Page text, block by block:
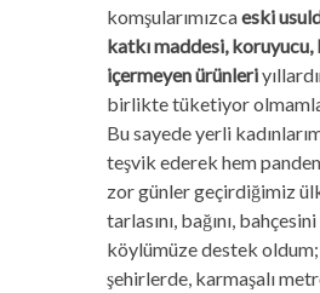
komşularımızcaeski
katkı maddesi, koruyucu,
içermeyen ürünleri
birlikte tüketiyor olmamla
Bu sayede yerli
teşvik ederek hem
zor günler geçirdiğimiz
tarlasını, bağını,
köylümüze destek
şehirlerde, karmaşalı